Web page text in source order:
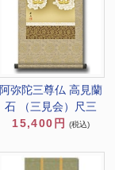
阿弥陀三尊仏 高見蘭
石 （三見会）尺三
15,400円
(税込)